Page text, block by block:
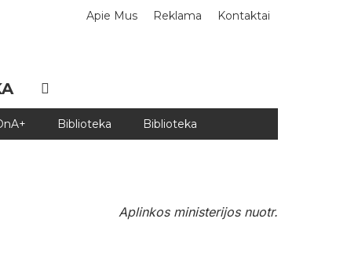
Apie Mus Reklama Kontaktai
Biblioteka Biblioteka
Aplinkos ministerijos nuotr.